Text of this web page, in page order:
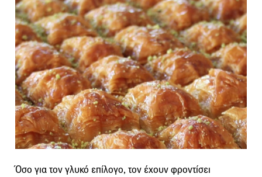
Όσο για τον γλυκό επίλογο, τον έχουν φροντίσει